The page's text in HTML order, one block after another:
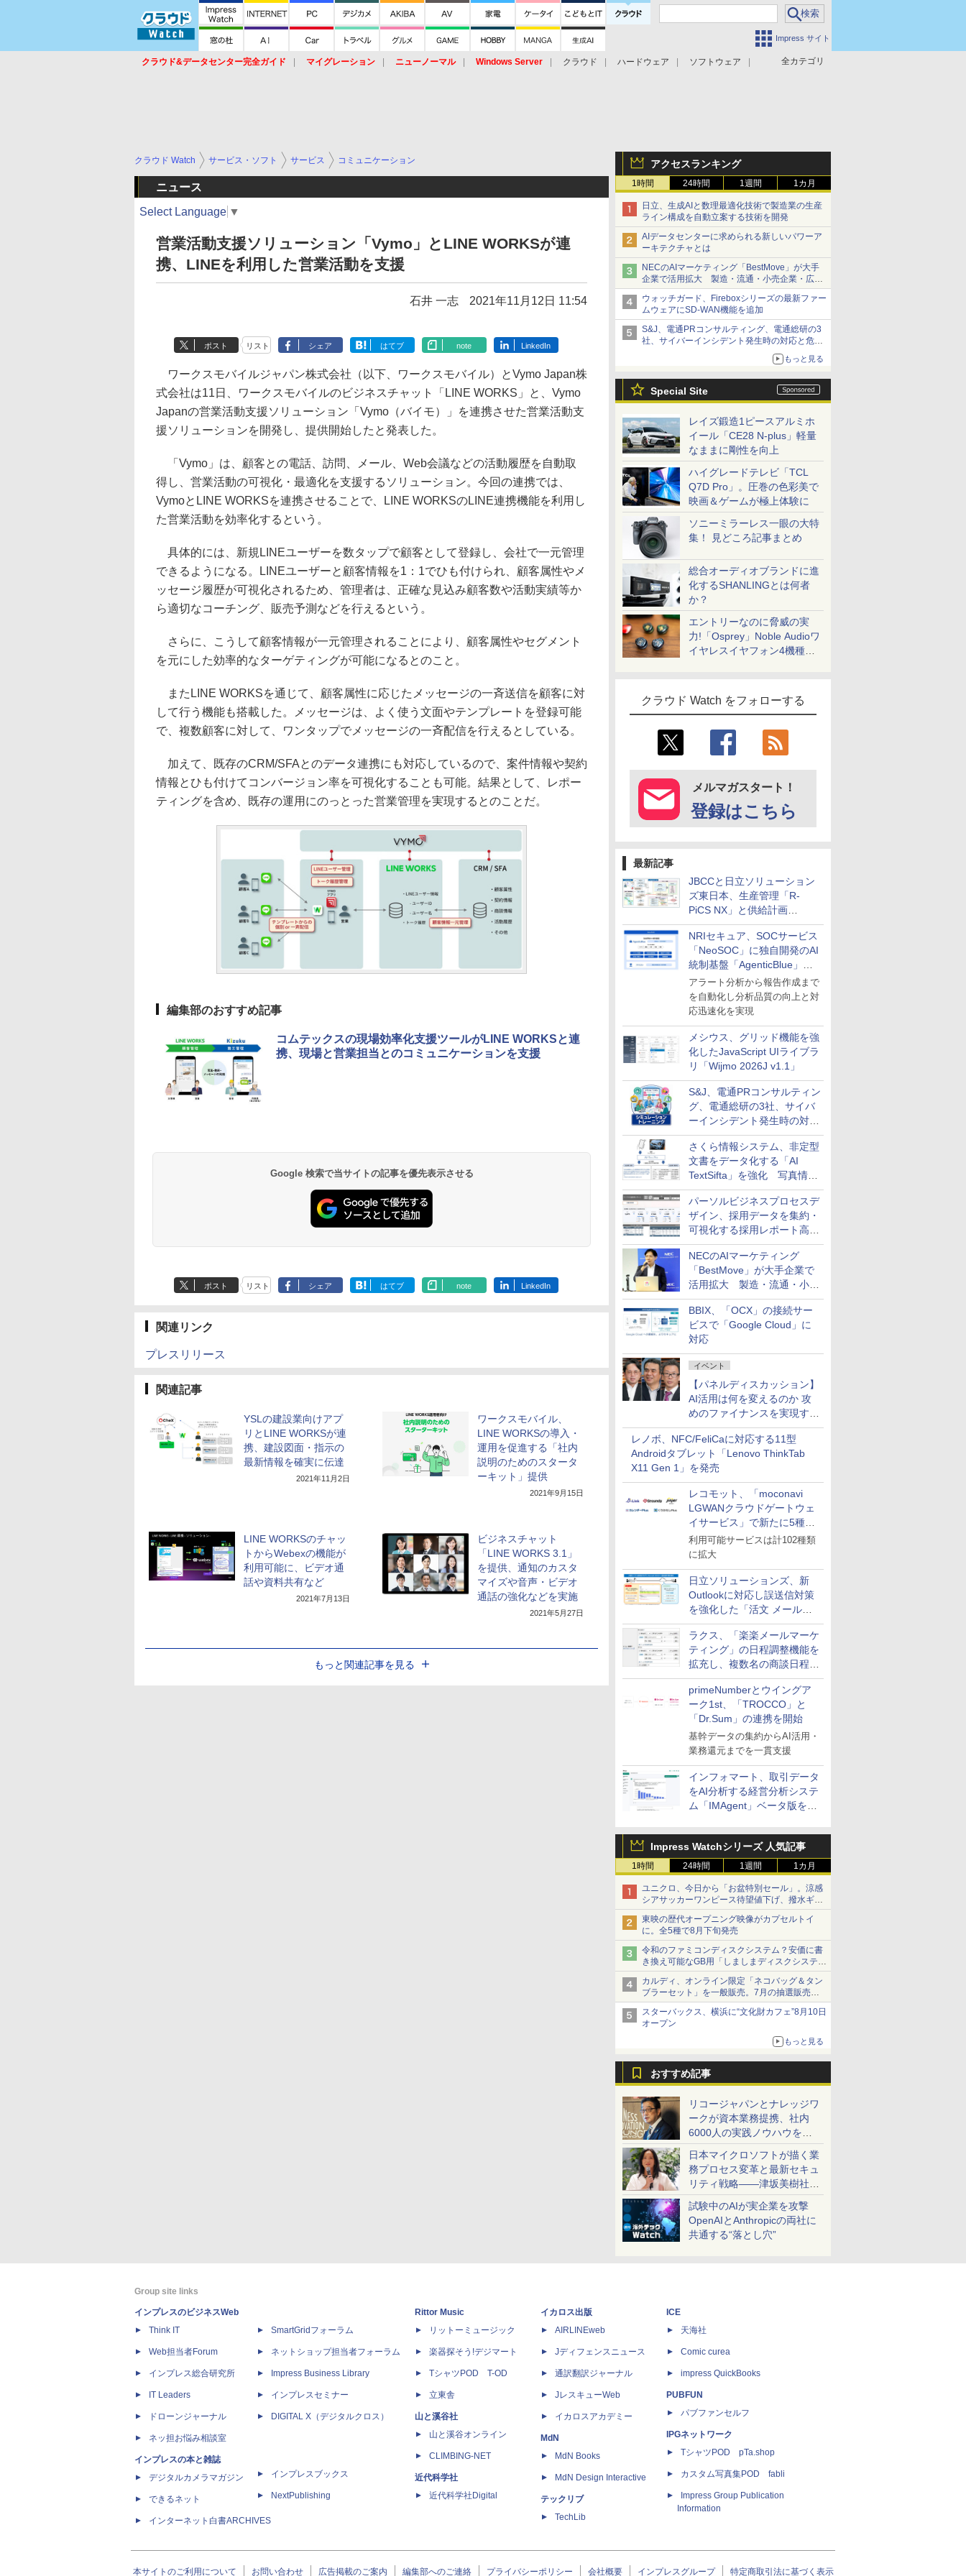
Impress サイト
全カテゴリ
クラウド&データセンター完全ガイド マイグレーション ニューノーマル Windows Server クラウド ハードウェア
ソフトウェア
アクセスランキング
1時間 24時間 1週間 1カ月
日立、生成AIと数理最適化技術で製造業の生産
ライン構成を自動立案する技術を開発
AIデータセンターに求められる新しいパワーア
ーキテクチャとは
NECのAIマーケティング「BestMove」が大手
企業で活用拡大 製造・流通・小売企業・広告
代理店などが実装フェーズへ
ウォッチガード、Fireboxシリーズの最新ファー
ムウェアにSD-WAN機能を追加
S&J、電通PRコンサルティング、電通総研の3
社、サイバーインシデント発生時の対応と危機
管理広報を一体的に訓練するプログラムを提供
もっと見る
Special Site
レイズ鍛造1ピースアルミホ
イール「CE28 N-plus」軽量
なままに剛性を向上
ハイグレードテレビ「TCL
Q7D Pro」。圧巻の色彩美で
映画＆ゲームが極上体験に
ソニーミラーレス一眼の大特
集！ 見どころ記事まとめ
総合オーディオブランドに進
化するSHANLINGとは何者
か？
エントリーなのに脅威の実
力!「Osprey」Noble Audioワ
イヤレスイヤフォン4機種を
クラウド Watch をフォローする
メルマガスタート！
登録はこちら
最新記事
JBCCと日立ソリューション
ズ東日本、生産管理「R-
PiCS NX」と供給計画
「scSQUARE ISP」の連携サ
ービスを提供開始
NRIセキュア、SOCサービス
「NeoSOC」に独自開発のAI
統制基盤「AgenticBlue」を
導入
アラート分析から報告作成まで
を自動化し分析品質の向上と対
応迅速化を実現
メシウス、グリッド機能を強
化したJavaScript UIライブラ
リ「Wijmo 2026J v1.1」
S&J、電通PRコンサルティン
グ、電通総研の3社、サイバ
ーインシデント発生時の対応
と危機管理広報を一体的に訓
練するプログラムを提供
さくら情報システム、非定型
文書をデータ化する「AI
TextSifta」を強化 写真情報
のデータ化などに対応
パーソルビジネスプロセスデ
ザイン、採用データを集約・
可視化する採用レポート高速
化サービスを提供
NECのAIマーケティング
「BestMove」が大手企業で
活用拡大 製造・流通・小売
企業・広告代理店などが実装
フェーズへ
BBIX、「OCX」の接続サー
ビスで「Google Cloud」に
対応
イベント
【パネルディスカッション】
AI活用は何を変えるのか 攻
めのファイナンスを実現する
業務設計とマインドセット変
革
レノボ、NFC/FeliCaに対応する11型
Androidタブレット「Lenovo ThinkTab
X11 Gen 1」を発売
レコモット、「moconavi
LGWANクラウドゲートウェ
イサービス」で新たに5種類
のサービスと連携開始
利用可能サービスは計102種類
に拡大
日立ソリューションズ、新
Outlookに対応し誤送信対策
を強化した「活文 メール誤
送信防止アドインサービス」
を提供
ラクス、「楽楽メールマーケ
ティング」の日程調整機能を
拡充し、複数名の商談日程調
整を効率化
primeNumberとウイングア
ーク1st、「TROCCO」と
「Dr.Sum」の連携を開始
基幹データの集約からAI活用・
業務還元までを一貫支援
インフォマート、取引データ
をAI分析する経営分析システ
ム「IMAgent」ベータ版を提
Impress Watchシリーズ 人気記事
1時間 24時間 1週間 1カ月
ユニクロ、今日から「お盆特別セール」。涼感
シアサッカーワンピース待望値下げ、撥水ギア
ショーツは1990円に
東映の歴代オープニング映像がカプセルトイ
に。全5種で8月下旬発売
令和のファミコンディスクシステム？安価に書
き換え可能なGB用「しましまディスクシステ
ム」
カルディ、オンライン限定「ネコバッグ＆タン
ブラーセット」を一般販売。7月の抽選販売の
当選無効分
スターバックス、横浜に“文化財カフェ”8月10日
オープン
もっと見る
おすすめ記事
リコージャパンとナレッジワ
ークが資本業務提携、社内
6000人の実践ノウハウを生
かした「AI商談記録 for
RICOH」を展開へ
日本マイクロソフトが描く業
務プロセス変革と最新セキュ
リティ戦略――津坂美樹社長
が2027年度戦略を説明
試験中のAIが実企業を攻撃
OpenAIとAnthropicの両社に
共通する“落とし穴”
クラウド Watch サービス・ソフト サービス コミュニケーション
ニュース
Select Language ▼
営業活動支援ソリューション「Vymo」とLINE WORKSが連
携、LINEを利用した営業活動を支援
石井 一志 2021年11月12日 11:54
ポスト リスト シェア はてブ note LinkedIn
ワークスモバイルジャパン株式会社（以下、ワークスモバイル）とVymo Japan株
式会社は11日、ワークスモバイルのビジネスチャット「LINE WORKS」と、Vymo
Japanの営業活動支援ソリューション「Vymo（バイモ）」を連携させた営業活動支
援ソリューションを開発し、提供開始したと発表した。
「Vymo」は、顧客との電話、訪問、メール、Web会議などの活動履歴を自動取
得し、営業活動の可視化・最適化を支援するソリューション。今回の連携では、
VymoとLINE WORKSを連携させることで、LINE WORKSのLINE連携機能を利用し
た営業活動を効率化するという。
具体的には、新規LINEユーザーを数タップで顧客として登録し、会社で一元管理
できるようになる。LINEユーザーと顧客情報を1：1でひも付けられ、顧客属性やメ
ッセージ履歴が可視化されるため、管理者は、正確な見込み顧客数や活動実績等か
ら適切なコーチング、販売予測などを行えるという。
さらに、こうして顧客情報が一元管理されることにより、顧客属性やセグメント
を元にした効率的なターゲティングが可能になるとのこと。
またLINE WORKSを通じて、顧客属性に応じたメッセージの一斉送信を顧客に対
して行う機能も搭載した。メッセージは、よく使う文面やテンプレートを登録可能
で、複数顧客に対して、ワンタップでメッセージの一斉配信を行えるとしている。
加えて、既存のCRM/SFAとのデータ連携にも対応しているので、案件情報や契約
情報とひも付けてコンバージョン率を可視化することも可能。結果として、レポー
ティングを含め、既存の運用にのっとった営業管理を実現するとのことだ。
編集部のおすすめ記事
コムテックスの現場効率化支援ツールがLINE WORKSと連
携、現場と営業担当とのコミュニケーションを支援
Google 検索で当サイトの記事を優先表示させる
ポスト リスト シェア はてブ note LinkedIn
関連リンク
プレスリリース
関連記事
YSLの建設業向けアプ
リとLINE WORKSが連
携、建設図面・指示の
最新情報を確実に伝達
2021年11月2日
ワークスモバイル、
LINE WORKSの導入・
運用を促進する「社内
説明のためのスタータ
ーキット」提供
2021年9月15日
LINE WORKSのチャッ
トからWebexの機能が
利用可能に、ビデオ通
話や資料共有など
2021年7月13日
ビジネスチャット
「LINE WORKS 3.1」
を提供、通知のカスタ
マイズや音声・ビデオ
通話の強化などを実施
2021年5月27日
もっと関連記事を見る
Group site links
インプレスのビジネスWeb
Think IT
Web担当者Forum
インプレス総合研究所
IT Leaders
ドローンジャーナル
ネッ担お悩み相談室
インプレスの本と雑誌
デジタルカメラマガジン
できるネット
インターネット白書ARCHIVES
SmartGridフォーラム
ネットショップ担当者フォーラム
Impress Business Library
インプレスセミナー
DIGITAL X（デジタルクロス）
インプレスブックス
NextPublishing
Rittor Music
リットーミュージック
楽器探そう!デジマート
TシャツPOD T-OD
立東舎
山と溪谷社
山と溪谷オンライン
CLIMBING-NET
近代科学社
近代科学社Digital
イカロス出版
AIRLINEweb
Jディフェンスニュース
通訳翻訳ジャーナル
JレスキューWeb
イカロスアカデミー
MdN
MdN Books
MdN Design Interactive
テックリブ
TechLib
ICE
天海社
Comic curea
impress QuickBooks
PUBFUN
パブファンセルフ
IPGネットワーク
TシャツPOD pTa.shop
カスタム写真集POD fabli
Impress Group Publication
Information
本サイトのご利用について お問い合わせ 広告掲載のご案内 編集部へのご連絡 プライバシーポリシー 会社概要 インプレスグループ 特定商取引法に基づく表示